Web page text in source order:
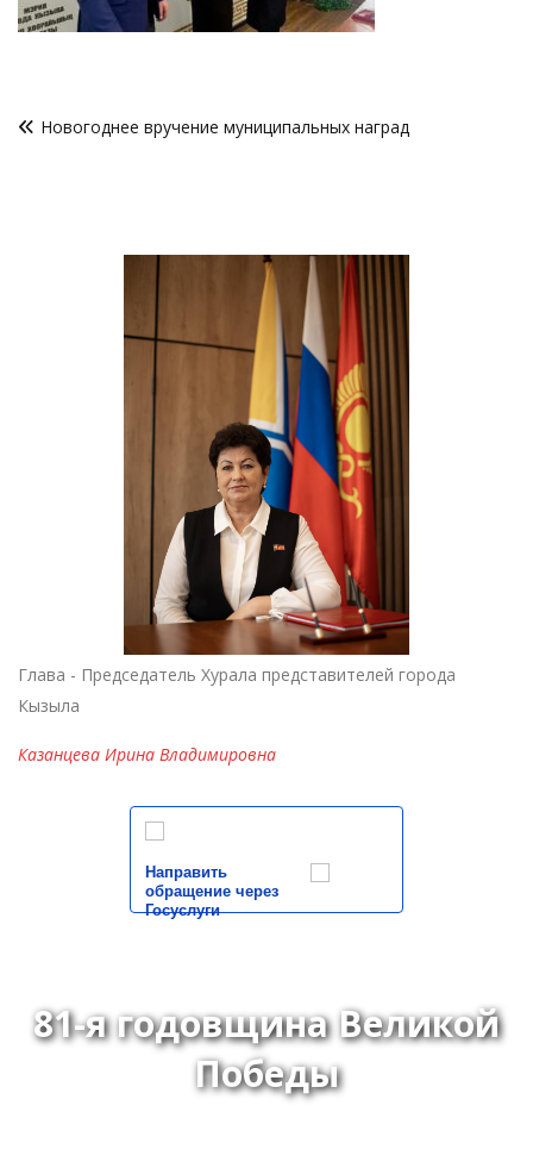
поНовогоднее вручение муниципальных наград
Глава - Председатель Хурала представителей города
Кызыла
Казанцева Ирина Владимировна
Направить
обращение через
Госуслуги
81-я годовщина Великой
Победы